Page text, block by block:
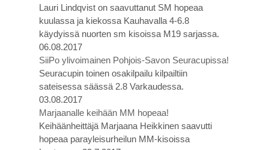
Lauri Lindqvist on saavuttanut SM hopeaa
kuulassa ja kiekossa Kauhavalla 4-6.8
käydyissä nuorten sm kisoissa M19 sarjassa.
06.08.2017
SiiPo ylivoimainen Pohjois-Savon Seuracupissa!
Seuracupin toinen osakilpailu kilpailtiin
sateisessa säässä 2.8 Varkaudessa.
03.08.2017
Marjaanalle keihään MM hopeaa!
Keihäänheittäjä Marjaana Heikkinen saavutti
hopeaa parayleisurheilun MM-kisoissa